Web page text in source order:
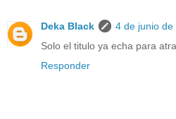
Deka Black
4 de junio de
Solo el titulo ya echa para
Responder